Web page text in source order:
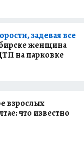
задевая все
женщина
на парковке
взрослых
что известно